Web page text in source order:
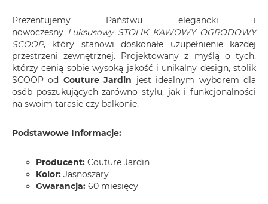
Prezentujemy Państwu elegancki i
nowoczesny Luksusowy STOLIK KAWOWY OGRODOWY
SCOOP, który stanowi doskonałe uzupełnienie każdej
przestrzeni zewnętrznej. Projektowany z myślą o tych,
którzy cenią sobie wysoką jakość i unikalny design, stolik
SCOOP od Couture Jardin jest idealnym wyborem dla
osób poszukujących zarówno stylu, jak i funkcjonalności
na swoim tarasie czy balkonie.
Podstawowe Informacje:
Producent: Couture Jardin
Kolor: Jasnoszary
Gwarancja: 60 miesięcy